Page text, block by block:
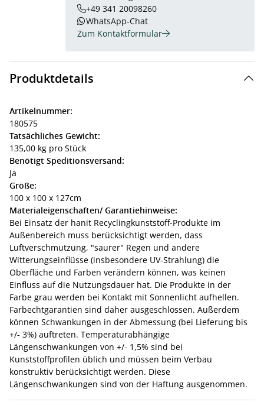
+49 341 20098260
WhatsApp-Chat
Zum Kontaktformular
Produktdetails
Artikelnummer:
180575
Tatsächliches Gewicht:
135,00 kg pro Stück
Benötigt Speditionsversand:
Ja
Größe:
100 x 100 x 127cm
Materialeigenschaften/ Garantiehinweise:
Bei Einsatz der hanit Recyclingkunststoff-Produkte im
Außenbereich muss berücksichtigt werden, dass
Luftverschmutzung, "saurer" Regen und andere
Witterungseinflüsse (insbesondere UV-Strahlung) die
Oberfläche und Farben verändern können, was keinen
Einfluss auf die Nutzungsdauer hat. Die Produkte in der
Farbe grau werden bei Kontakt mit Sonnenlicht aufhellen.
Farbechtgarantien sind daher ausgeschlossen. Außerdem
können Schwankungen in der Abmessung (bei Lieferung bis
+/- 3%) auftreten. Temperaturabhängige
Längenschwankungen von +/- 1,5% sind bei
Kunststoffprofilen üblich und müssen beim Verbau
konstruktiv berücksichtigt werden. Diese
Längenschwankungen sind von der Haftung ausgenommen.